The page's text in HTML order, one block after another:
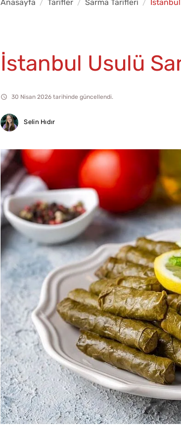
Anasayfa Tarifler Sarma Tarifleri
İstanbul Usulü
30 Nisan 2026 tarihinde güncellendi.
Selin Hıdır